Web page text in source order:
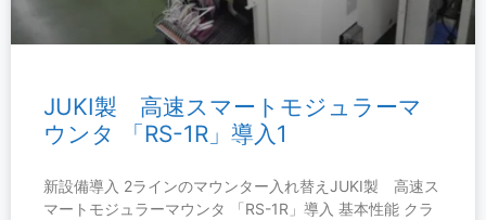
JUKI製 高速スマートモジュラーマ
ウンタ 「RS-1R」導入1
新設備導入 2ラインのマウンター入れ替えJUKI製 高速ス
マートモジュラーマウンタ 「RS-1R」導入 基本性能 クラ